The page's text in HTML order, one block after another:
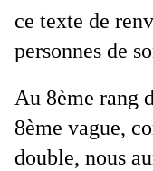
ce texte de
personnes de
Au 8ème rang
8ème vague,
double, nous